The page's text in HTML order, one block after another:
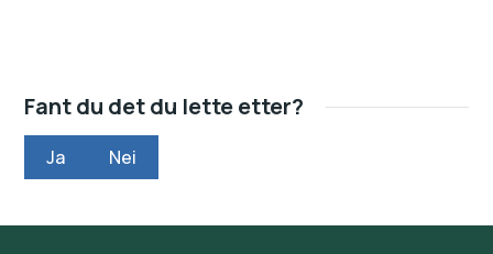
Fant du det du lette etter?
Ja Nei